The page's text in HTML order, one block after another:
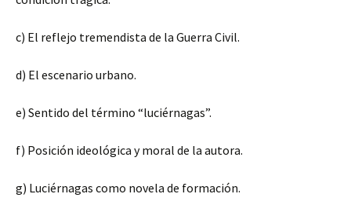
c) El reflejo tremendista de la Guerra Civil.
d) El escenario urbano.
e) Sentido del término “luciérnagas”.
f) Posición ideológica y moral de la autora.
g) Luciérnagas como novela de formación.